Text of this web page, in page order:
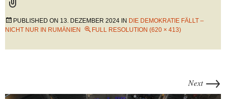
PUBLISHED ON 13. DEZEMBER 2024 IN DIE DEMOKRATIE FÄLLT –
NICHT NUR IN RUMÄNIEN
FULL RESOLUTION (620 × 413)
Next →